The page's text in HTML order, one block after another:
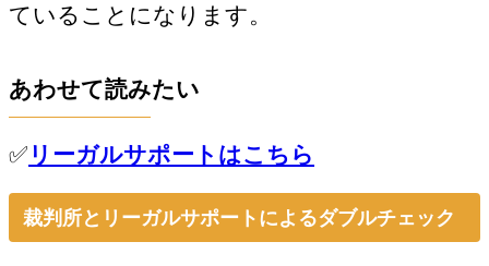
ていることになります。
あわせて読みたい
✅ リーガルサポートはこちら
裁判所とリーガルサポートによるダブルチェック